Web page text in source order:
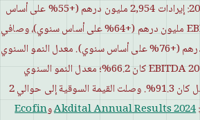
المالي لأقديطال 2024: إيرادات 2,954 مليون درهم (+55% على أساس
سنوي)، EBITDA 839 مليون درهم (+64% على أساس سنوي)، وصافي
الدخل 348 مليون درهم (+76% على أساس سنوي). معدل النمو السنوي
المركب لـ EBITDA 2020-2024 كان 66.2%؛ معدل النمو السنوي
المركب لصافي الدخل كان 91.3%. وصلت القيمة السوقية إلى حوالي 2
Akdital Annual ResultsوEcofin